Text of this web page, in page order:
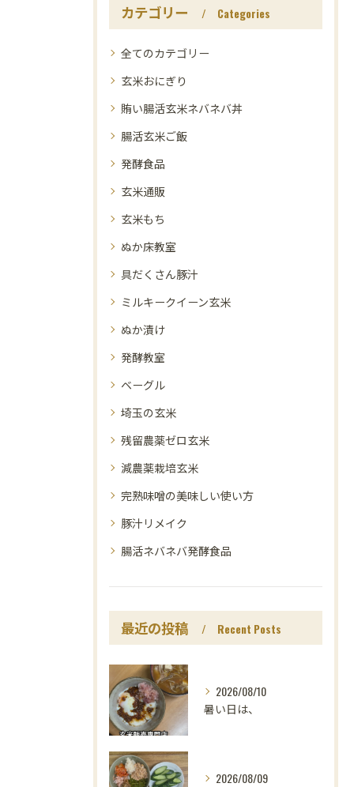
カテゴリー Categories
全てのカテゴリー
玄米おにぎり
賄い腸活玄米ネバネバ丼
腸活玄米ご飯
発酵食品
玄米通販
玄米もち
ぬか床教室
具だくさん豚汁
ミルキークイーン玄米
ぬか漬け
発酵教室
ベーグル
埼玉の玄米
残留農薬ゼロ玄米
減農薬栽培玄米
完熟味噌の美味しい使い方
豚汁リメイク
腸活ネバネバ発酵食品
最近の投稿 Recent Posts
2026/08/10
暑い日は、
2026/08/09